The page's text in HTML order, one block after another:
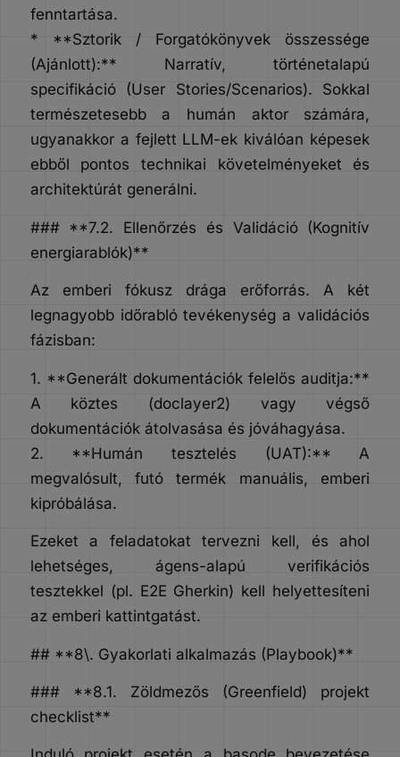
fenntartása.
* **Sztorik / Forgatókönyvek összessége
(Ajánlott):** Narratív, történetalapú
specifikáció (User Stories/Scenarios). Sokkal
természetesebb a humán aktor számára,
ugyanakkor a fejlett LLM-ek kiválóan képesek
ebből pontos technikai követelményeket és
architektúrát generálni.
### **7.2. Ellenőrzés és Validáció (Kognitív
energiarablók)**
Az emberi fókusz drága erőforrás. A két
legnagyobb időrabló tevékenység a validációs
fázisban:
1. **Generált dokumentációk felelős auditja:**
A köztes (doclayer2) vagy végső
dokumentációk átolvasása és jóváhagyása.
2. **Humán tesztelés (UAT):** A
megvalósult, futó termék manuális, emberi
kipróbálása.
Ezeket a feladatokat tervezni kell, és ahol
lehetséges, ágens-alapú verifikációs
tesztekkel (pl. E2E Gherkin) kell helyettesíteni
az emberi kattintgatást.
## **8\. Gyakorlati alkalmazás (Playbook)**
### **8.1. Zöldmezős (Greenfield) projekt
checklist**